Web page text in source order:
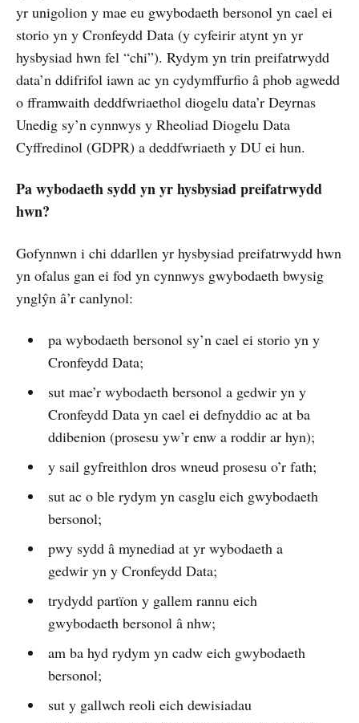
yr unigolion y mae eu gwybodaeth bersonol yn cael ei
storio yn y Cronfeydd Data (y cyfeirir atynt yn yr
hysbysiad hwn fel “chi”). Rydym yn trin preifatrwydd
data’n ddifrifol iawn ac yn cydymffurfio â phob agwedd
o fframwaith deddfwriaethol diogelu data’r Deyrnas
Unedig sy’n cynnwys y Rheoliad Diogelu Data
Cyffredinol (GDPR) a deddfwriaeth y DU ei hun.
Pa wybodaeth sydd yn yr hysbysiad preifatrwydd
hwn?
Gofynnwn i chi ddarllen yr hysbysiad preifatrwydd hwn
yn ofalus gan ei fod yn cynnwys gwybodaeth bwysig
ynglŷn â’r canlynol:
pa wybodaeth bersonol sy’n cael ei storio yn y
Cronfeydd Data;
sut mae’r wybodaeth bersonol a gedwir yn y
Cronfeydd Data yn cael ei defnyddio ac at ba
ddibenion (prosesu yw’r enw a roddir ar hyn);
y sail gyfreithlon dros wneud prosesu o’r fath;
sut ac o ble rydym yn casglu eich gwybodaeth
bersonol;
pwy sydd â mynediad at yr wybodaeth a
gedwir yn y Cronfeydd Data;
trydydd partïon y gallem rannu eich
gwybodaeth bersonol â nhw;
am ba hyd rydym yn cadw eich gwybodaeth
bersonol;
sut y gallwch reoli eich dewisiadau